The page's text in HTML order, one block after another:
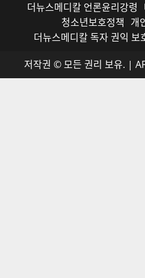
더뉴스메디칼 언론윤리강령
청소년보호정책 개
더뉴스메디칼 독자 권익 보
저작권 © 모든 권리 보유. |